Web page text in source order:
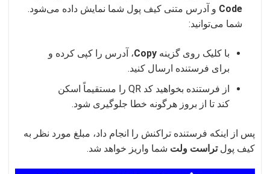
Code و آدرس متنی کیف پول شما نمایش داده می‌شود.
شما می‌توانید:
با کلیک روی گزینه Copy، آدرس را کپی کرده و
برای فرستنده ارسال کنید.
از فرستنده بخواهید کد QR را مستقیماً اسکن
کند تا از بروز هرگونه خطا جلوگیری شود.
پس از اینکه فرستنده تراکنش را انجام داد، مبلغ مورد نظر به
کیف پولتراست ولت شما واریز خواهد شد.